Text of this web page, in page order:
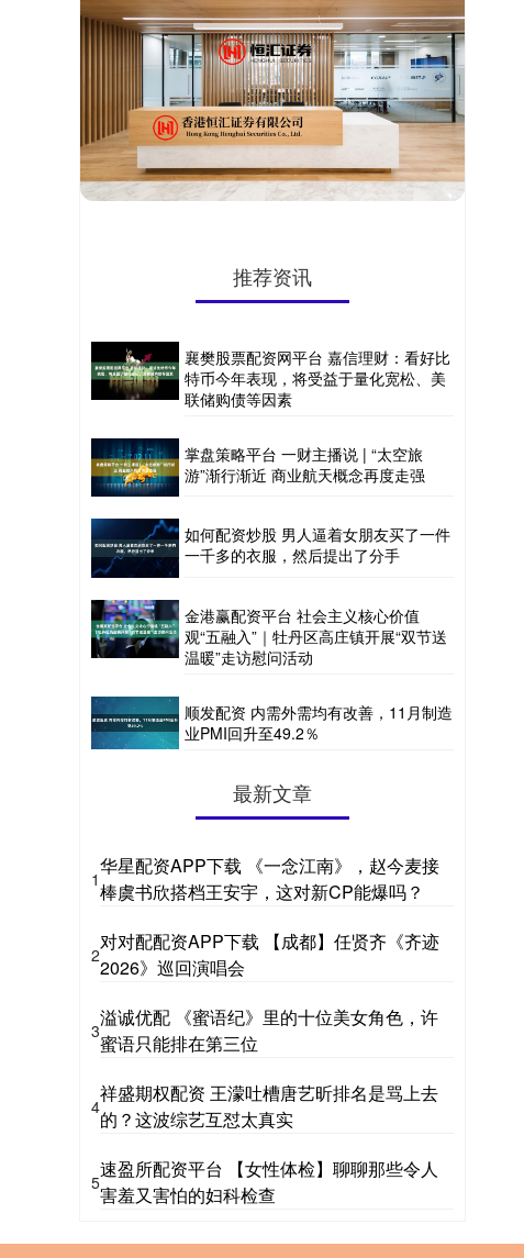
推荐资讯
襄樊股票配资网平台 嘉信理财：看好比
特币今年表现，将受益于量化宽松、美
联储购债等因素
掌盘策略平台 一财主播说 | “太空旅
游”渐行渐近 商业航天概念再度走强
如何配资炒股 男人逼着女朋友买了一件
一千多的衣服，然后提出了分手
金港赢配资平台 社会主义核心价值
观“五融入”｜牡丹区高庄镇开展“双节送
温暖”走访慰问活动
顺发配资 内需外需均有改善，11月制造
业PMI回升至49.2％
最新文章
1
华星配资APP下载 《一念江南》，赵今麦接
棒虞书欣搭档王安宇，这对新CP能爆吗？
2
对对配配资APP下载 【成都】任贤齐《齐迹
2026》巡回演唱会
3
溢诚优配 《蜜语纪》里的十位美女角色，许
蜜语只能排在第三位
4
祥盛期权配资 王濛吐槽唐艺昕排名是骂上去
的？这波综艺互怼太真实
5
速盈所配资平台 【女性体检】聊聊那些令人
害羞又害怕的妇科检查